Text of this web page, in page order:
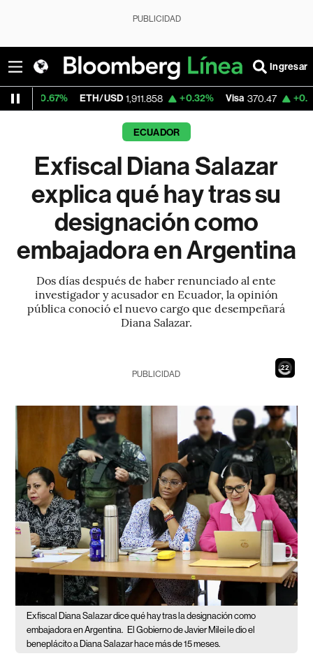
PUBLICIDAD
Ingresar
ETH/USD 1,911.858 +0.32% Visa 370.47 +0.52%
ECUADOR
Exfiscal Diana Salazar
explica qué hay tras su
designación como
embajadora en Argentina
Dos días después de haber renunciado al ente
investigador y acusador en Ecuador, la opinión
pública conoció el nuevo cargo que desempeñará
Diana Salazar.
21
PUBLICIDAD
Exfiscal Diana Salazar dice qué hay tras la designación como
embajadora en Argentina. El Gobierno de Javier Milei le dio el
beneplácito a Diana Salazar hace más de 15 meses.